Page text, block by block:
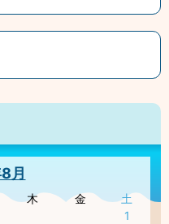
月
木 金
土
1